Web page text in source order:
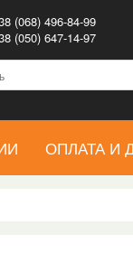
(068) 496-84-99
(050) 647-14-97
ОПЛАТА И